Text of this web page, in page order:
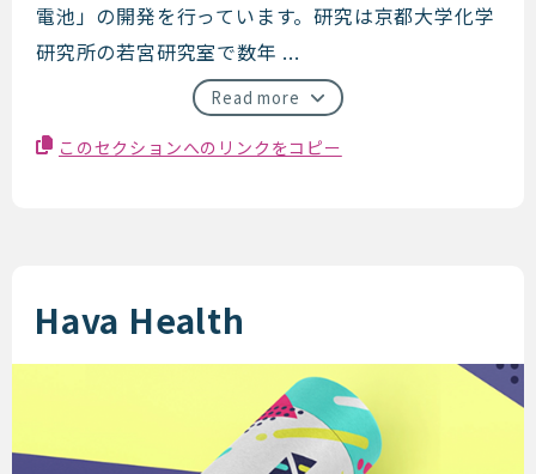
電池」の開発を行っています。研究は京都大学化学
研究所の若宮研究室で数年 ...
Read more
このセクションへのリンクをコピー
Hava Health